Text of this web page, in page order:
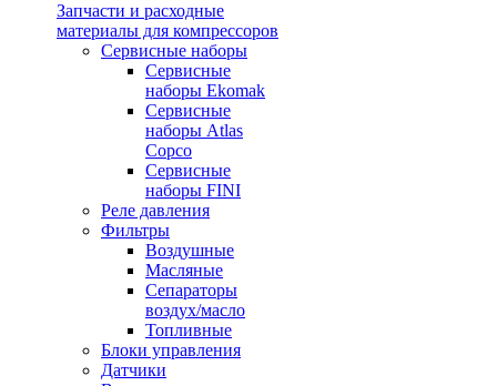
Запчасти и расходные
материалы для компрессоров
Cервисные наборы
Сервисные
наборы Ekomak
Cервисные
наборы Atlas
Copco
Сервисные
наборы FINI
Реле давления
Фильтры
Воздушные
Масляные
Сепараторы
воздух/масло
Топливные
Блоки управления
Датчики